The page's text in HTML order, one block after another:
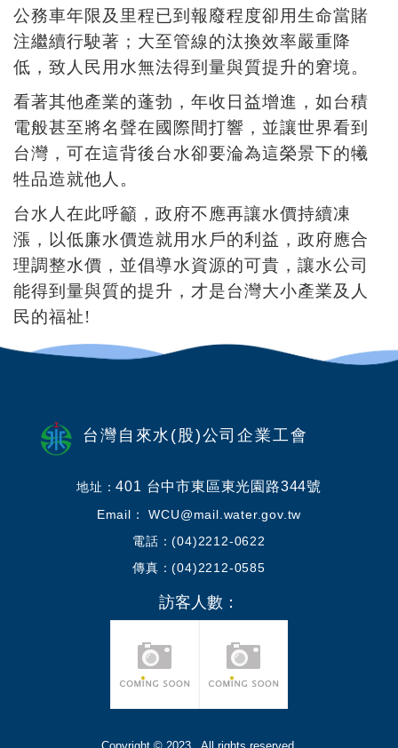
公務車年限及里程已到報廢程度卻用生命當賭
注繼續行駛著；大至管線的汰換效率嚴重降
低，致人民用水無法得到量與質提升的窘境。
看著其他產業的蓬勃，年收日益增進，如台積
電般甚至將名聲在國際間打響，並讓世界看到
台灣，可在這背後台水卻要淪為這榮景下的犧
牲品造就他人。
台水人在此呼籲，政府不應再讓水價持續凍
漲，以低廉水價造就用水戶的利益，政府應合
理調整水價，並倡導水資源的可貴，讓水公司
能得到量與質的提升，才是台灣大小產業及人
民的福祉!
台灣自來水(股)公司企業工會
地址：401 台中市東區東光園路344號
Email： WCU@mail.water.gov.tw
電話：(04)2212-0622
傳真：(04)2212-0585
訪客人數：